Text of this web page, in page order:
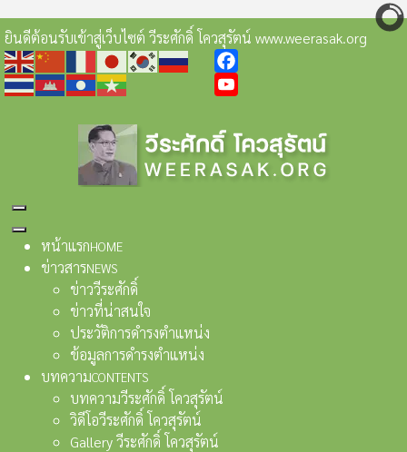
ยินดีต้อนรับเข้าสู่เว็บไซต์ วีระศักดิ์ โควสุรัตน์ www.weerasak.org
Facebook
หน้าแรกHOME
ข่าวสารNEWS
ข่าววีระศักดิ์
ข่าวที่น่าสนใจ
ประวัติการดำรงตำแหน่ง
ข้อมูลการดำรงตำแหน่ง
บทความCONTENTS
บทความวีระศักดิ์ โควสุรัตน์
วิดีโอวีระศักดิ์ โควสุรัตน์
Gallery วีระศักดิ์ โควสุรัตน์